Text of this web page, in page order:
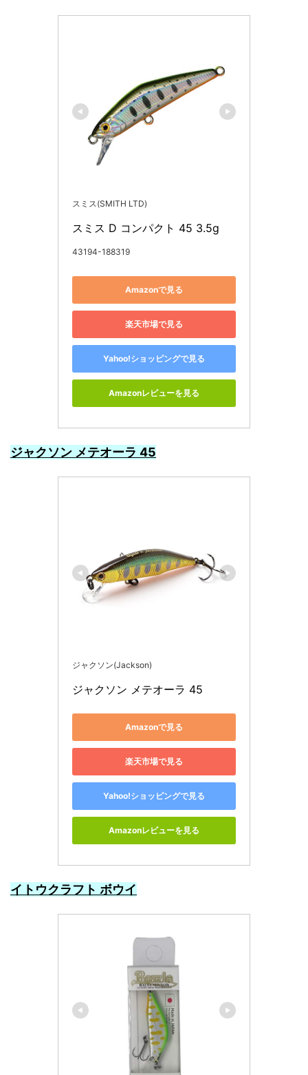
スミス(SMITH LTD)
スミス D コンパクト 45 3.5g
43194-188319
Amazonで見る
楽天市場で見る
Yahoo!ショッピングで見る
Amazonレビューを見る
ジャクソン メテオーラ 45
ジャクソン(Jackson)
ジャクソン メテオーラ 45
Amazonで見る
楽天市場で見る
Yahoo!ショッピングで見る
Amazonレビューを見る
イトウクラフト ボウイ